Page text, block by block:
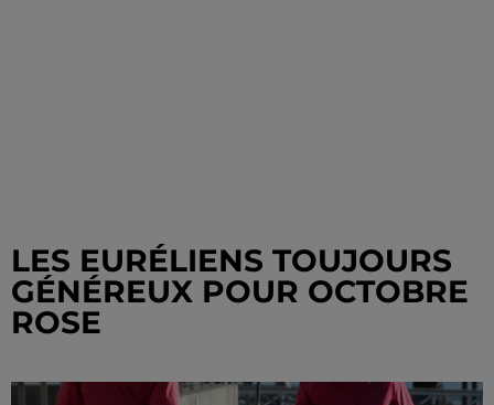
LES EURÉLIENS TOUJOURS
GÉNÉREUX POUR OCTOBRE
ROSE